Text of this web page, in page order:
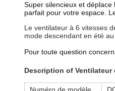
Super silencieux et déplace
parfait pour votre espace.
Le ventilateur à 6 vitesses
mode descendant en été
Pour toute question
Description of Ventilateur